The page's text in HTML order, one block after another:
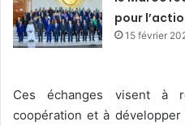
pour
15 février
Ces échanges visent à
coopération et à